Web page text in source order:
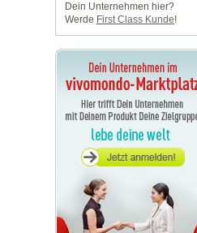
Dein Unternehmen hier?
Werde First Class Kunde!